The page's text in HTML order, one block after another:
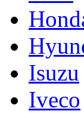
Isuzu
Iveco